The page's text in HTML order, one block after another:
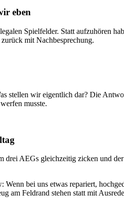
eben
Spielfelder. Statt aufzuhören
mit Nachbesprechung.
stellen wir eigentlich dar? Die
musste.
drei AEGs gleichzeitig zicken und
bei uns etwas repariert,
am Feldrand stehen statt mit